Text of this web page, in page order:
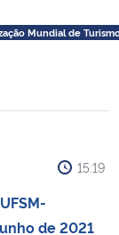
Mundial de
15:19
de 2021